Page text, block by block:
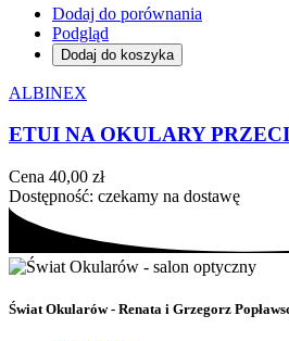
Dodaj do porównania
Podgląd
Dodaj do koszyka
ALBINEX
ETUI NA OKULARY
Cena 40,00 zł
Dostępność: czekamy na dostawę
Świat Okularów - Renata i Grzegorz